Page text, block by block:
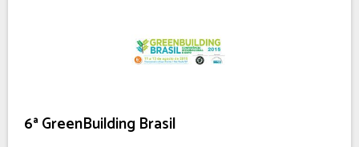
6ª GreenBuilding Brasil